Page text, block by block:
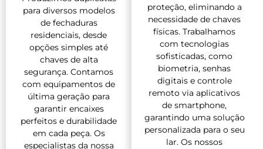
para diversos modelos
de fechaduras
residenciais, desde
opções simples até
chaves de alta
segurança. Contamos
com equipamentos de
última geração para
garantir encaixes
perfeitos e durabilidade
em cada peça. Os
especialistas da nossa
proteção, eliminando a
necessidade de chaves
físicas. Trabalhamos
com tecnologias
sofisticadas, como
biometria, senhas
digitais e controle
remoto via aplicativos
de smartphone,
garantindo uma solução
personalizada para o seu
lar. Os nossos